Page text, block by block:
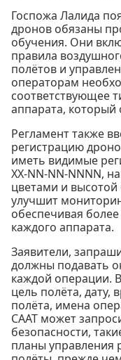
Госпожа Лалида
дронов обязаны
обучения. Они
правила
полётов и
операторам
соответствующее
аппарата, который
Регламент также
регистрацию
иметь видимые
XX-NN-NN-NNNN,
цветами и высотой
улучшит
обеспечивая
каждого аппарата.
Заявители,
должны подавать
каждой операции.
цель полёта, дату,
полёта, имена
CAAT может
безопасности,
планы управления